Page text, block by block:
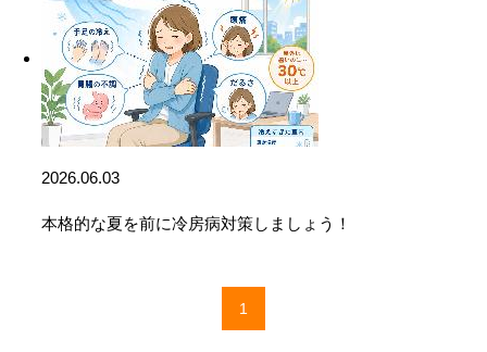
2026.06.03
本格的な夏を前に冷房病対策しましょう！
1